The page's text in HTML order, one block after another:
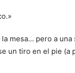
mesa… pero a una
un tiro en el pie (a